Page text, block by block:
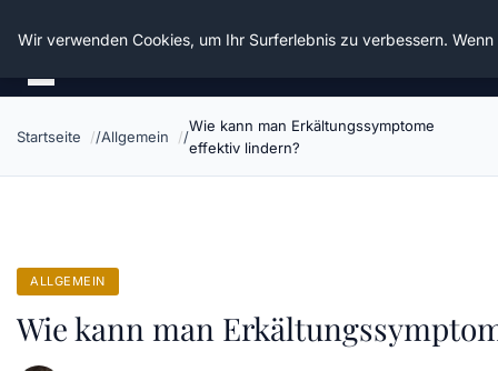
Die Schnitter
Startseite Allgemein
Wie kann man Erkältungssymptome
effektiv lindern?
ALLGEMEIN
Wie kann man
Wir verwenden Cookies, um Ihr Surferlebnis zu verbessern.